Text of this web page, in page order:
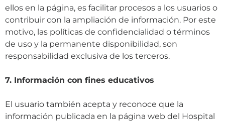
ellos en la página, es facilitar procesos a los usuarios o
contribuir con la ampliación de información. Por este
motivo, las políticas de confidencialidad o términos
de uso y la permanente disponibilidad, son
responsabilidad exclusiva de los terceros.
7. Información con fines educativos
El usuario también acepta y reconoce que la
información publicada en la página web del Hospital